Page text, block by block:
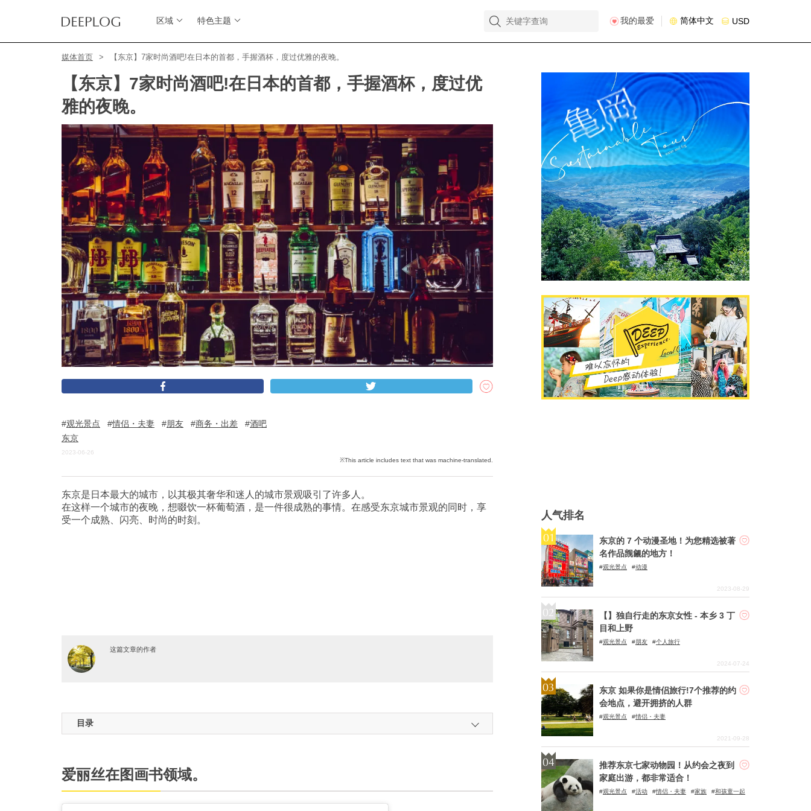
区域 特色主题 我的最爱 简体中文 USD
媒体首页 【东京】7家时尚酒吧!在日本的首都，手握酒杯，度过优雅的夜晚。
【东京】7家时尚酒吧!在日本的首都，手握酒杯，度过优
雅的夜晚。
观光景点 情侣・夫妻 朋友 商务・出差
酒吧
东京
2023-06-26
东京是日本最大的城市，以其极其奢华和迷人的城市景观吸引了许多人。
在这样一个城市的夜晚，想啜饮一杯葡萄酒，是一件很成熟的事情。在感受东京城市景观的同时，享
受一个成熟、闪亮、时尚的时刻。
这篇文章的作者
目录
爱丽丝在图画书领域。
人气排名
东京的 7 个动漫圣地！为您精选被著
名作品觊觎的地方！
观光景点 动漫
2023-08-29
【】独自行走的东京女性 - 本乡 3 丁
目和上野
观光景点 朋友 个人旅行
2024-07-24
东京 如果你是情侣旅行!7个推荐的约
会地点，避开拥挤的人群
观光景点 情侣・夫妻
2021-09-28
推荐东京七家动物园！从约会之夜到
家庭出游，都非常适合！
观光景点 活动 情侣・夫妻 家族 和孩童一起